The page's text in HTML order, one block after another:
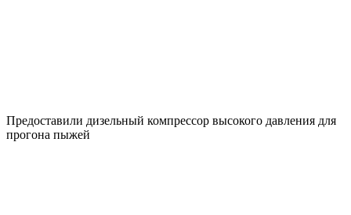
Предоставили дизельный компрессор высокого давления для
прогона пыжей